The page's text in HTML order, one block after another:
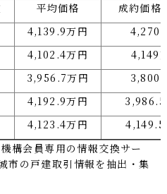
平均価格
成約価格
4,139.9万円
4,270
4,102.4万円
4,149
3,956.7万円
3,800
4,192.9万円
3,986.5
4,123.4万円
4,149.5
機構会員専用の情報交換サー
市の戸建取引情報を抽出・集